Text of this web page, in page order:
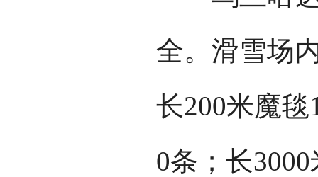
全。滑雪场
长200米魔
0条；长